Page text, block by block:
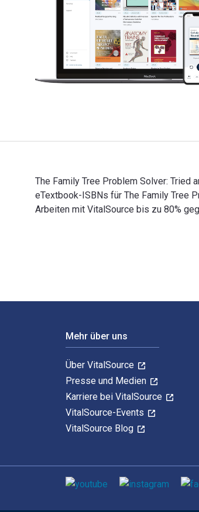
The Family Tree Problem Solver: Tried
eTextbook-ISBNs für The Family Tree
Arbeiten mit VitalSource bis zu 80%
Mehr über uns
Über VitalSource
Presse und Medien
Karriere bei VitalSource
VitalSource-Events
VitalSource Blog
Sozialen Medien